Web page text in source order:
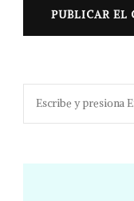
¿Buscas